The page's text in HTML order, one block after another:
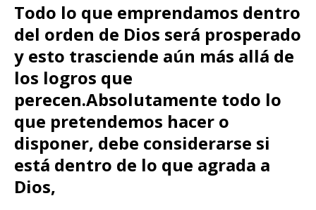
Todo lo que emprendamos dentro
del orden de Dios será prosperado
y esto trasciende aún más allá de
los logros que
perecen.Absolutamente todo lo
que pretendemos hacer o
disponer, debe considerarse si
está dentro de lo que agrada a
Dios,